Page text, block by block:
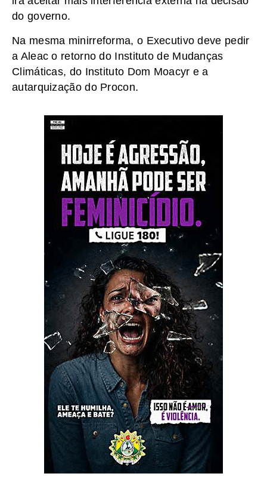
do governo.
Na mesma minirreforma, o Executivo deve pedir
a Aleac o retorno do Instituto de Mudanças
Climáticas, do Instituto Dom Moacyr e a
autarquização do Procon.